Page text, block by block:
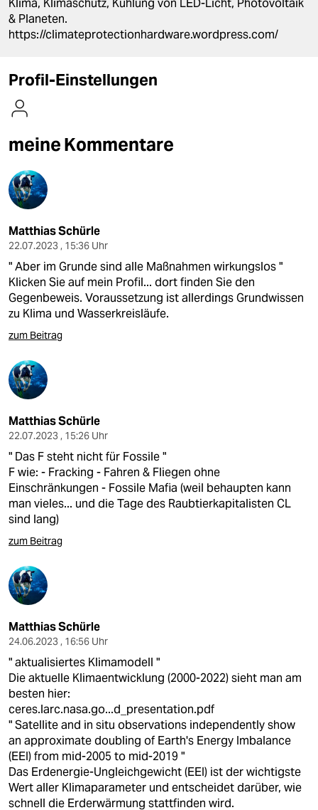
nord
verlag
veranstaltungen
shop
fragen & hilfe
unterstützen
abo
genossenschaft
epaper login
Klima, Klimaschutz, Kühlung von LED-Licht, Photovoltaik
& Planeten.
https://climateprotectionhardware.wordpress.com/
Profil-Einstellungen
meine Kommentare
Matthias Schürle
22.07.2023 , 15:36 Uhr
" Aber im Grunde sind alle Maßnahmen wirkungslos "
Klicken Sie auf mein Profil... dort finden Sie den
Gegenbeweis. Voraussetzung ist allerdings Grundwissen
zu Klima und Wasserkreisläufe.
zum Beitrag
Matthias Schürle
22.07.2023 , 15:26 Uhr
" Das F steht nicht für Fossile "
F wie: - Fracking - Fahren & Fliegen ohne
Einschränkungen - Fossile Mafia (weil behaupten kann
man vieles... und die Tage des Raubtierkapitalisten CL
sind lang)
zum Beitrag
Matthias Schürle
24.06.2023 , 16:56 Uhr
" aktualisiertes Klimamodell "
Die aktuelle Klimaentwicklung (2000-2022) sieht man am
besten hier:
ceres.larc.nasa.go...d_presentation.pdf
" Satellite and in situ observations independently show
an approximate doubling of Earth's Energy Imbalance
(EEI) from mid-2005 to mid-2019 "
Das Erdenergie-Ungleichgewicht (EEI) ist der wichtigste
Wert aller Klimaparameter und entscheidet darüber, wie
schnell die Erderwärmung stattfinden wird.